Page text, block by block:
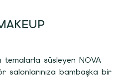
süsleyen NOVA
salonlarınıza bambaşka bir